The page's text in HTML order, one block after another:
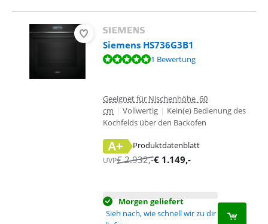
Siemens HS736G3B1
Bewertet mit 10 von 10, basierend auf 1 Bewertung.
1 Bewertung
Geeignet für Nischenhöhe 60
cm | Vollwertig | Kein(e) Bedienung des
Kochfelds über den Backofen
A+
Produktdatenblatt
wird in neuem Tab geöffnetUVP€2.932,-€ 1.149,-
Morgen geliefert
Sieh nach, wie schnell wir zu dir